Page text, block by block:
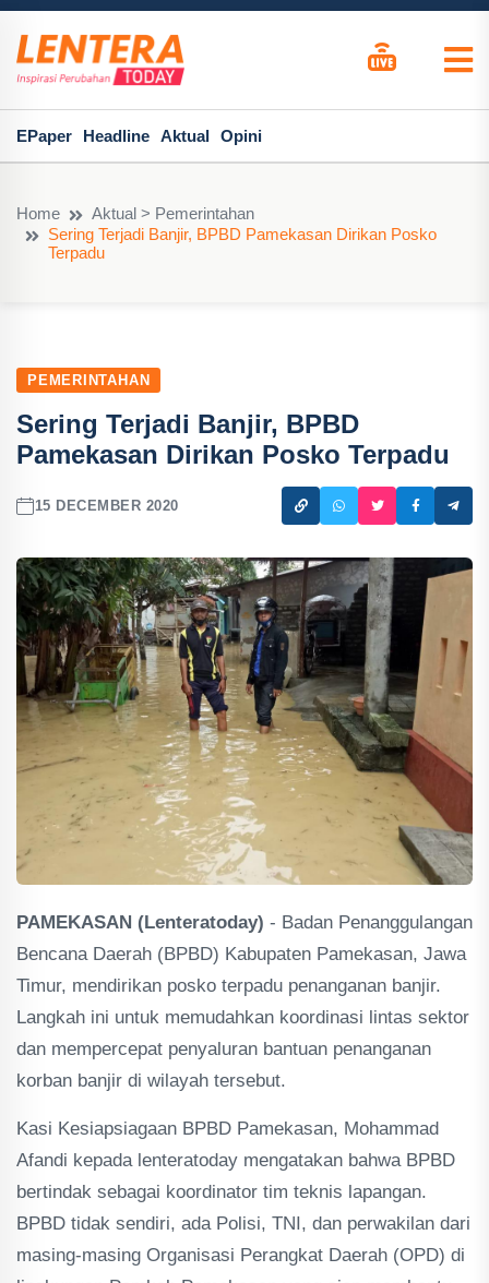
EPaper Headline Aktual Opini
Home
Aktual > Pemerintahan
Sering Terjadi Banjir, BPBD Pamekasan Dirikan Posko
Terpadu
PEMERINTAHAN
Sering Terjadi Banjir, BPBD
Pamekasan Dirikan Posko Terpadu
15 DECEMBER 2020
PAMEKASAN (Lenteratoday) - Badan Penanggulangan
Bencana Daerah (BPBD) Kabupaten Pamekasan, Jawa
Timur, mendirikan posko terpadu penanganan banjir.
Langkah ini untuk memudahkan koordinasi lintas sektor
dan mempercepat penyaluran bantuan penanganan
korban banjir di wilayah tersebut.
Kasi Kesiapsiagaan BPBD Pamekasan, Mohammad
Afandi kepada lenteratoday mengatakan bahwa BPBD
bertindak sebagai koordinator tim teknis lapangan.
BPBD tidak sendiri, ada Polisi, TNI, dan perwakilan dari
masing-masing Organisasi Perangkat Daerah (OPD) di